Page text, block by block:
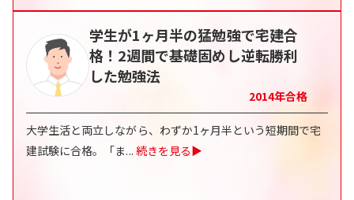
学生が1ヶ月半の猛勉強で宅建合
格！2週間で基礎固めし逆転勝利
した勉強法
2014年合格
大学生活と両立しながら、わずか1ヶ月半という短期間で宅
建試験に合格。「ま... 続きを見る▶